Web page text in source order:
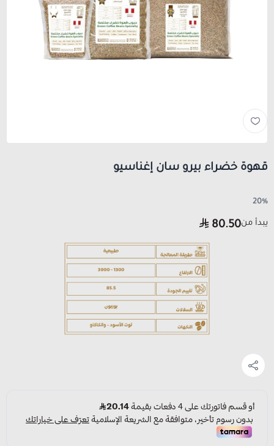
قهوة خضراء بيرو سان إغناسيو
20%
يبدأ من80.50